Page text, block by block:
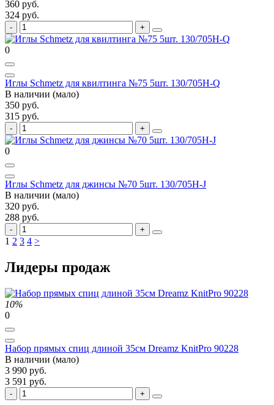
360 руб.
324 руб.
0
Иглы Schmetz для квилтинга №75 5шт. 130/705H-Q
В наличии (мало)
350 руб.
315 руб.
0
Иглы Schmetz для джинсы №70 5шт. 130/705H-J
В наличии (мало)
320 руб.
288 руб.
1 2 3 4 >
Лидеры продаж
10%
0
Набор прямых спиц длиной 35см Dreamz KnitPro 90228
В наличии (мало)
3 990 руб.
3 591 руб.